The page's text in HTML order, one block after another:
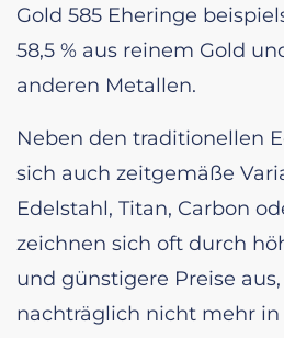
Gold 585 Eheringe
58,5 % aus reinem Gold
anderen Metallen.
Neben den traditionellen
sich auch zeitgemäße
Edelstahl, Titan, Carbon
zeichnen sich oft durch
und günstigere Preise
nachträglich nicht mehr in